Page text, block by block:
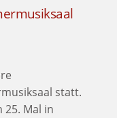
statt.
Mal in